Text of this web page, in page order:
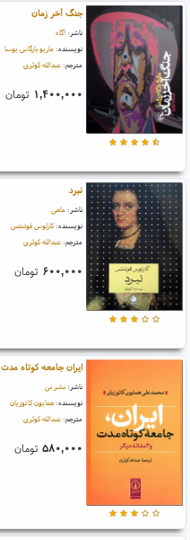
جنگ آخر زمان
ناشر: آگاه
نویسنده: ماریو بارگاس یوسا
مترجم: عبدالله کوثری
۱,۴۰۰,۰۰۰ تومان
نبرد
ناشر: ماهی
نویسنده: کارلوس فوئنتس
مترجم: عبدالله کوثری
۶۰۰,۰۰۰ تومان
ایران جامعه کوتاه مدت
ناشر: نشر نی
نویسنده: همایون کاتوزیان
مترجم: عبدالله کوثری
۵۸۰,۰۰۰ تومان